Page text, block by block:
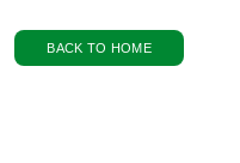
BACK TO HOME